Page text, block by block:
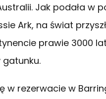
Jak podała w
Ark, na świat
prawie 3000
w rezerwacie w